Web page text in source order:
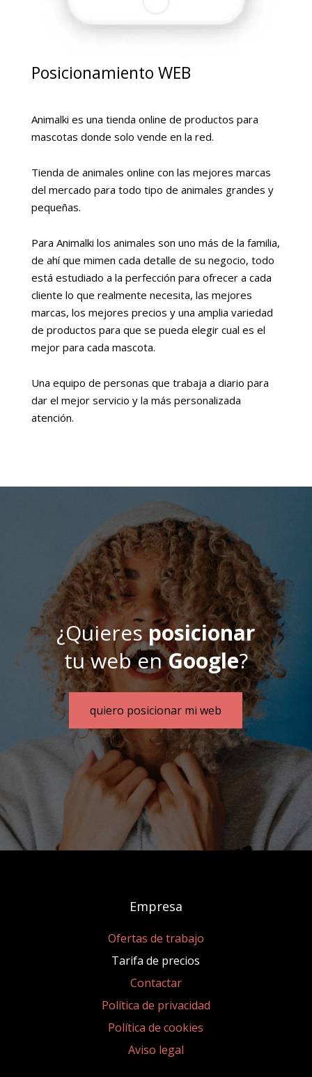
Posicionamiento WEB
Animalki es una tienda online de productos para
mascotas donde solo vende en la red.
Tienda de animales online con las mejores marcas
del mercado para todo tipo de animales grandes y
pequeñas.
Para Animalki los animales son uno más de la familia,
de ahí que mimen cada detalle de su negocio, todo
está estudiado a la perfección para ofrecer a cada
cliente lo que realmente necesita, las mejores
marcas, los mejores precios y una amplia variedad
de productos para que se pueda elegir cual es el
mejor para cada mascota.
Una equipo de personas que trabaja a diario para
dar el mejor servicio y la más personalizada
atención.
¿Quieresposicionar
tu web enGoogle?
quiero posicionar mi web
Empresa
Ofertas de trabajo
Tarifa de precios
Contactar
Política de privacidad
Política de cookies
Aviso legal